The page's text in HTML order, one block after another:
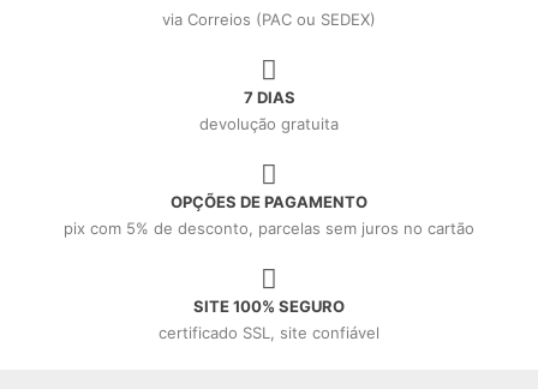
via Correios (PAC ou SEDEX)
7 DIAS
devolução gratuita
OPÇÕES DE PAGAMENTO
pix com 5% de desconto, parcelas sem juros no cartão
SITE 100% SEGURO
certificado SSL, site confiável